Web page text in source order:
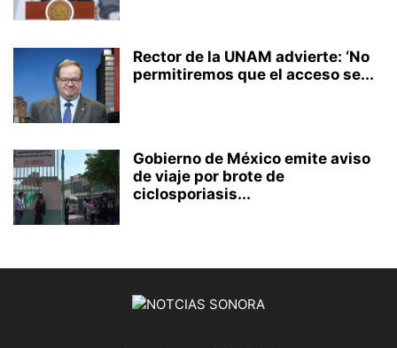
Rector de la UNAM advierte: ‘No
permitiremos que el acceso se...
Gobierno de México emite aviso
de viaje por brote de
ciclosporiasis...